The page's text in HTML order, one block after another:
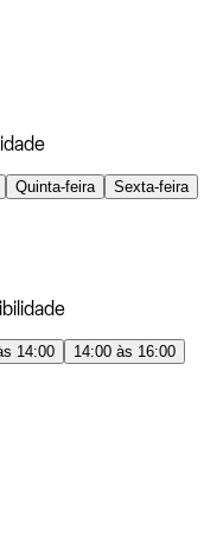
Quinta-feira
Sexta-feira
14:00
14:00 às 16:00